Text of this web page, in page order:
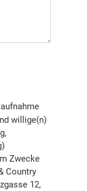
willige(n)
Zwecke
Country
12,